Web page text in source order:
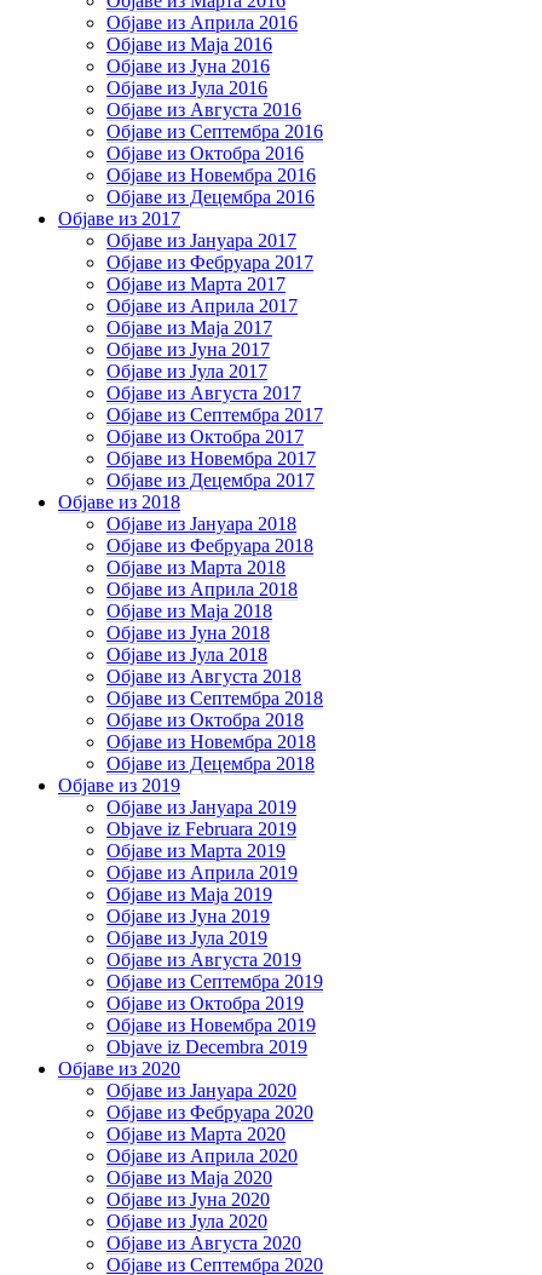
Објаве из Априла 2016
Објаве из Маја 2016
Објаве из Јуна 2016
Објаве из Јула 2016
Објаве из Августа 2016
Објаве из Септембра 2016
Објаве из Октобра 2016
Објаве из Новембра 2016
Објаве из Децембра 2016
Објаве из 2017
Објаве из Јануара 2017
Објаве из Фебруара 2017
Објаве из Марта 2017
Објаве из Априла 2017
Објаве из Маја 2017
Објаве из Јуна 2017
Објаве из Јула 2017
Објаве из Августа 2017
Објаве из Септембра 2017
Објаве из Октобра 2017
Објаве из Новембра 2017
Објаве из Децембра 2017
Објаве из 2018
Објаве из Јануара 2018
Објаве из Фебруара 2018
Објаве из Марта 2018
Објаве из Априла 2018
Објаве из Маја 2018
Објаве из Јуна 2018
Објаве из Јула 2018
Објаве из Августа 2018
Објаве из Септембра 2018
Објаве из Октобра 2018
Објаве из Новембра 2018
Објаве из Децембра 2018
Објаве из 2019
Објаве из Јануара 2019
Objave iz Februara 2019
Објаве из Марта 2019
Објаве из Априла 2019
Објаве из Маја 2019
Објаве из Јуна 2019
Објаве из Јула 2019
Објаве из Августа 2019
Објаве из Септембра 2019
Објаве из Октобра 2019
Објаве из Новембра 2019
Objave iz Decembra 2019
Објаве из 2020
Објаве из Јануара 2020
Објаве из Фебруара 2020
Објаве из Марта 2020
Објаве из Априла 2020
Објаве из Маја 2020
Објаве из Јуна 2020
Објаве из Јула 2020
Објаве из Августа 2020
Објаве из Септембра 2020